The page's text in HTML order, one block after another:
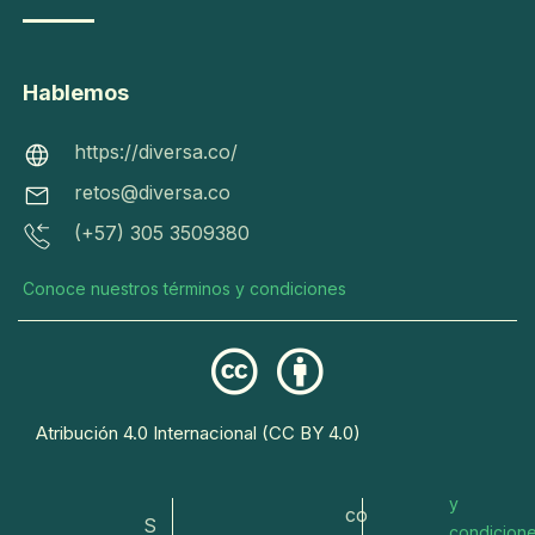
f
u
o
n
E
S
dive
co
va
y
Hablemos
https://diversa.co/
retos@diversa.co
(+57) 305 3509380
Conoce nuestros términos y condiciones
Atribución 4.0 Internacional (CC BY 4.0)